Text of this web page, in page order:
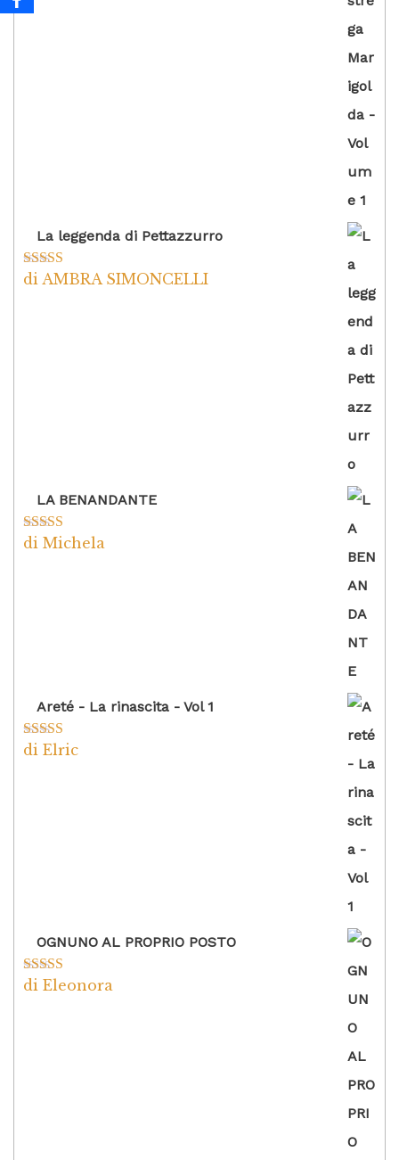
La leggenda di Pettazzurro
Valutato5su
di AMBRA SIMONCELLI
LA BENANDANTE
Valutato5su
di Michela
Areté - La rinascita - Vol 1
Valutato5
di Elric
OGNUNO AL PROPRIO POSTO
Valutato5su
di Eleonora